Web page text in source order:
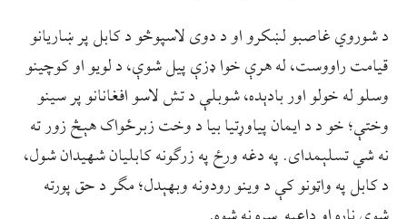
د شوروي غاصبو لښکرو او د دوی لاسپوڅو د کابل پر ښاریانو
قیامت راووست، له هرې خوا ډزې پیل شوې، د لویو او کوچینو
وسلو له خولو اور بادېده، شوبلې د تش لاسو افغانانو پر سینو
وختې؛ خو د د ایمان پیاوړتیا بیا د وخت زبرځواک هېڅ زور ته
نه شي تسلېمدای. په دغه ورځ په زرګونه کابلیان شهیدان شول،
د کابل په واټونو کې د وینو رودونه وبهېدل؛ مګر د حق پورته